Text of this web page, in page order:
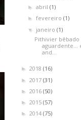
►abril(1)
►fevereiro(1)
▼ janeiro(1)
Pithivier bêbado
aguardente...
and...
► 2018 (16)
► 2017 (31)
► 2016 (50)
► 2015 (57)
► 2014 (75)